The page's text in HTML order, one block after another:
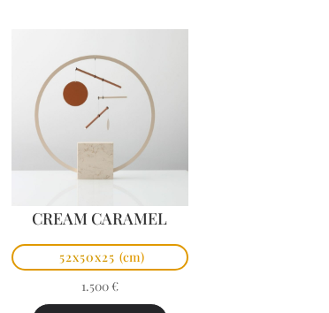
CREAM CARAMEL
52x50x25 (cm)
1.500 €